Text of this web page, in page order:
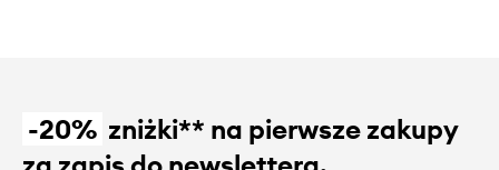
-20% zniżki** na pierwsze zakupy